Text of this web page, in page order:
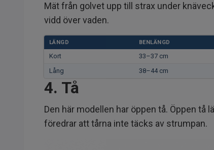
Mät från golvet upp till strax under
vidd över vaden.
LÄNGD BENLÄNGD
Kort
33–37 cm
Lång
38–44 cm
4. Tå
Den här modellen har öppen tå. Öppen
föredrar att tårna inte täcks av strumpan.